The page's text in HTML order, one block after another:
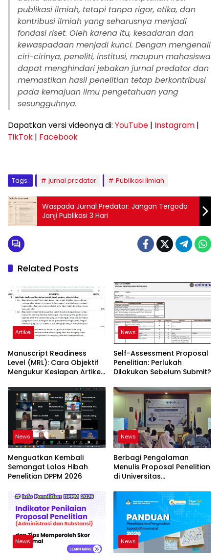
publikasi ilmiah, tetapi tanpa rigor, etika, dan
kontribusi ilmiah yang seharusnya menjadi
fondasi riset. Oleh karena itu, kesadaran dan
kewaspadaan menjadi kunci. Dengan mengenali
ciri-cirinya, peneliti, institusi, maupun mahasiswa
dapat menghindari jebakan jurnal predator dan
memastikan hasil penelitian tetap berkontribusi
pada kemajuan ilmu pengetahuan yang
sesungguhnya.
Dapatkan versi videonya di: YouTube | Instagram |
TikTok | Facebook
Tags: jurnal predator Publikasi ilmiah
Waspada Jurnal Predator: Jangan Tergoda
Janji Publikasi 3 Hari
Related Posts
Artikel
Manuscript Readiness
Level (MRL): Cara Objektif
Mengukur Kesiapan Artikel
News
Self-Assessment Proposal
Penelitian: Perlukah
Dilakukan Sebelum Submit?
News
Menguatkan Kembali
Semangat Lolos Hibah
Penelitian DPPM 2026
News
Berbagi Pengalaman
Menulis Proposal Penelitian
di Universitas
News News